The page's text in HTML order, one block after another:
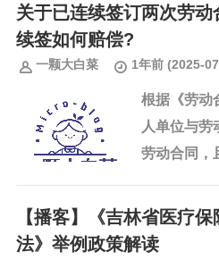
15日前完成申
报，可避开集中
申报业务高峰，
加快业务办结时
提前规划：根据
《劳动合同法》
第三十八条“劳动
者提前三十日以
除劳动合同”，做
好提前规划，为
离职人员及时减
关于已连续签订两次劳
续签如何赔偿?
一颗大白菜 1年前 (2025-
根据《劳动
人单位与劳
劳动合同，
二项（医疗
情况重大变
【播客】《吉林省医疗
法》举例政策解读